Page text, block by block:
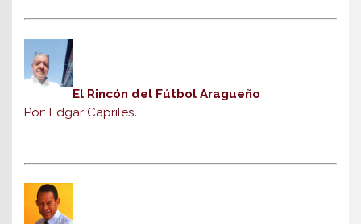
El Rincón del Fútbol Aragueño
Por: Edgar Capriles.